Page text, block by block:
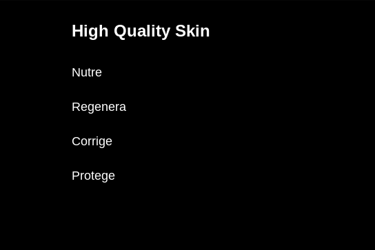
High Quality Skin
Nutre
Regenera
Corrige
Protege